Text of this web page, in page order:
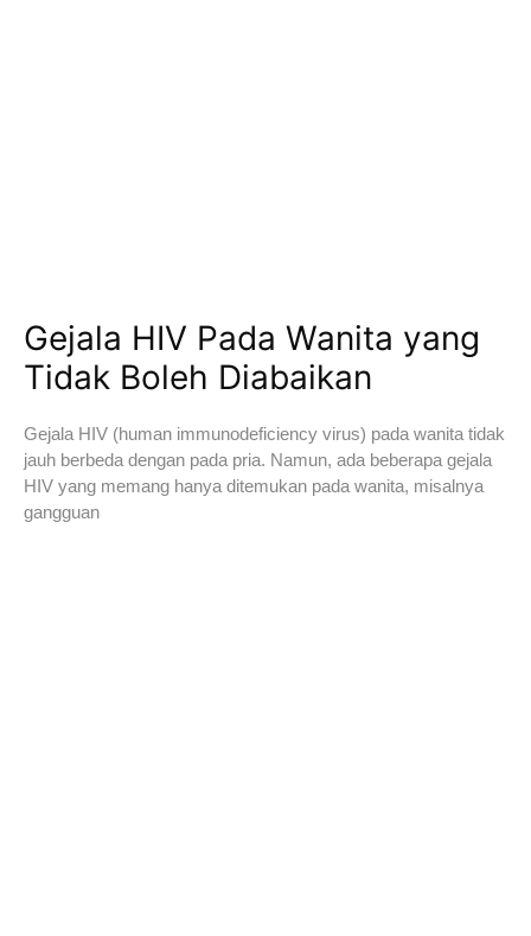
Gejala HIV Pada Wanita yang
Tidak Boleh Diabaikan
Gejala HIV (human immunodeficiency virus) pada wanita tidak
jauh berbeda dengan pada pria. Namun, ada beberapa gejala
HIV yang memang hanya ditemukan pada wanita, misalnya
gangguan